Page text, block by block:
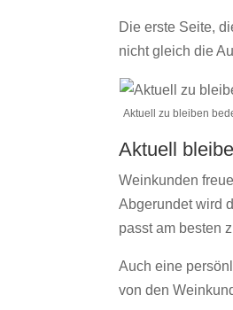
Die erste Seite,
nicht gleich die
Aktuell zu bleiben
Aktuell
Weinkunden
Abgerundet wird
passt am besten
Auch eine
von den